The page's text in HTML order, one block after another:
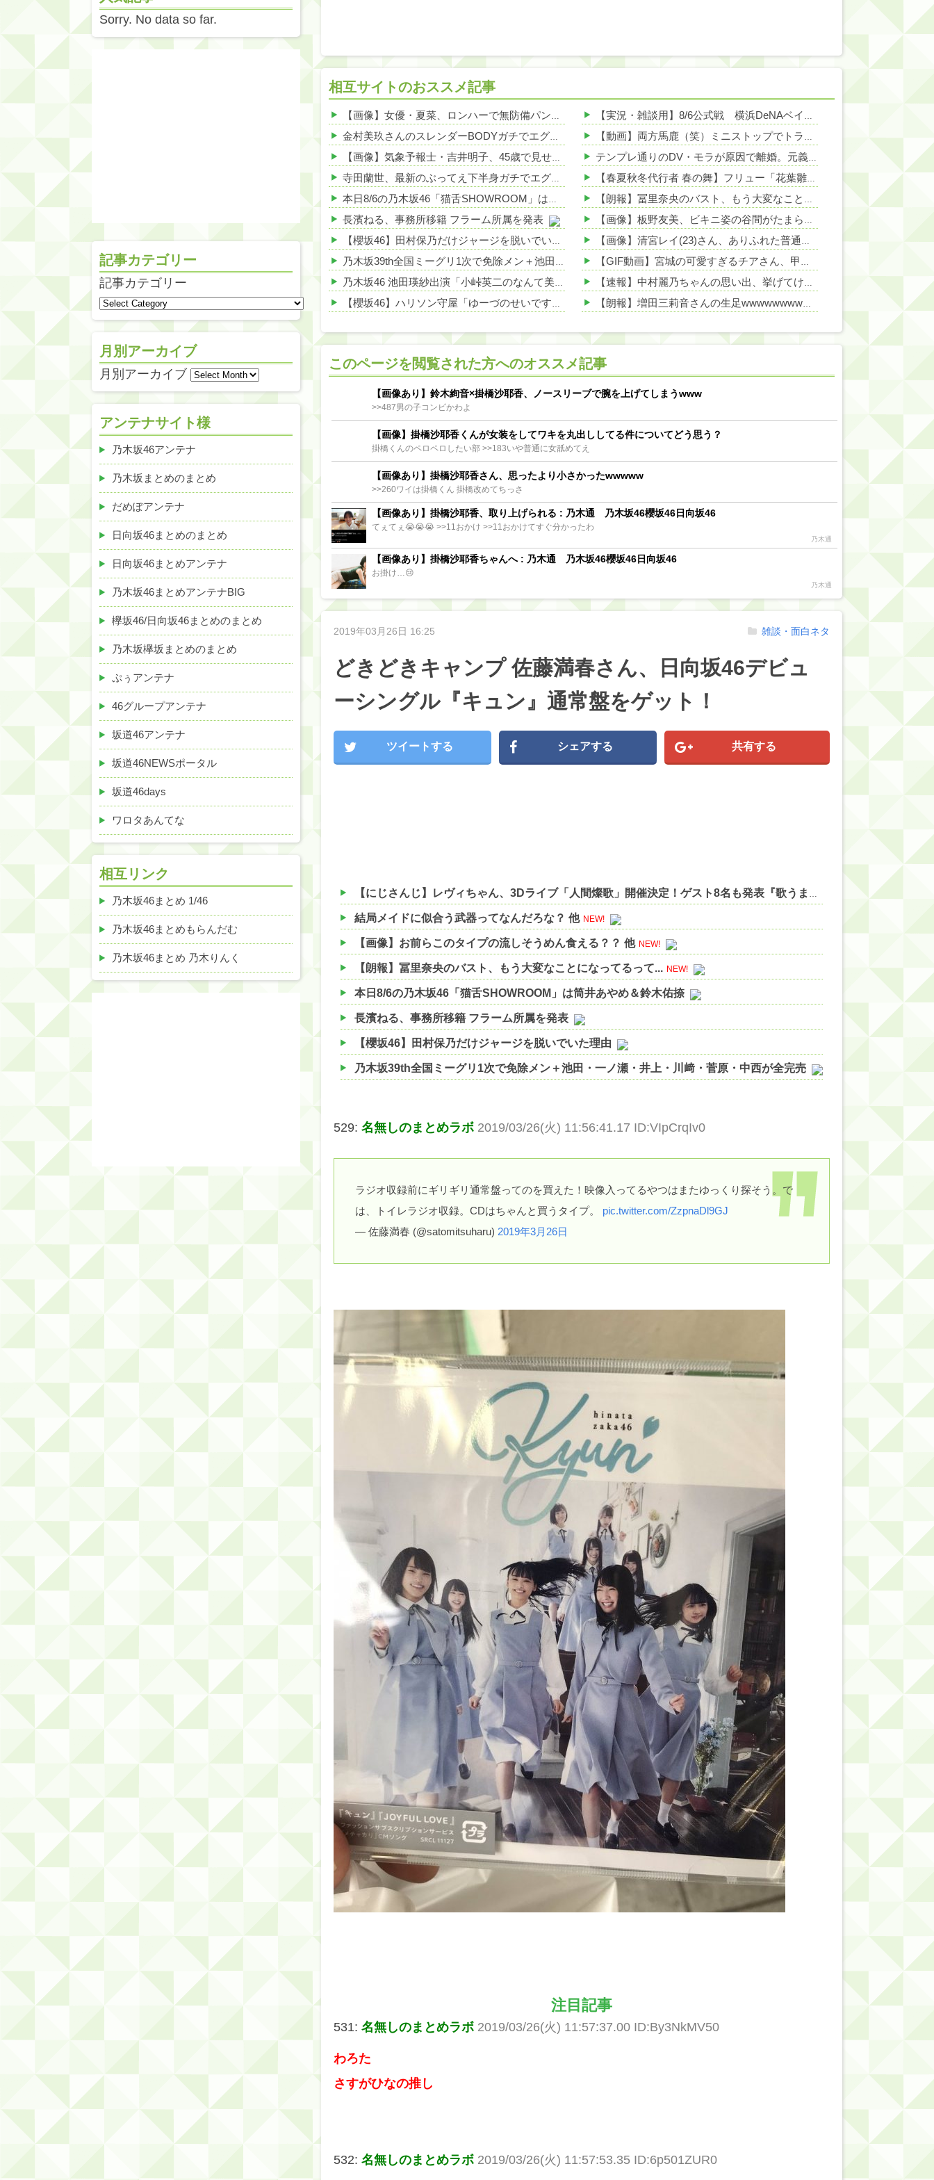
相互サイトのおススメ記事
【画像】女優・夏菜、ロンハーで無防備パンチラ 他 NEW!
金村美玖さんのスレンダーBODYガチでエグいって・・・ガチでエグいって・・・ 他 NEW!
【画像】気象予報士・吉井明子、45歳で見せたビキニ姿がHすぎる 他 NEW!
寺田蘭世、最新のぶってえ下半身ガチでエグいって・・・ 他 NEW!
本日8/6の乃木坂46「猫舌SHOWROOM」は筒井あやめ＆鈴木佑捺
長濱ねる、事務所移籍 フラーム所属を発表
【櫻坂46】田村保乃だけジャージを脱いでいた理由
乃木坂39th全国ミーグリ1次で免除メン＋池田・一ノ瀬・井上・川﨑・菅原・中西が全完売
乃木坂46 池田瑛紗出演「小峠英二のなんて美だ！」テーマ：徳川家康【2025.8.5 24:00〜 TOKYO MX】
【櫻坂46】ハリソン守屋「ゆーづのせいです」【ラヴィット!】
【日向坂46】この月、何かあるのか！？『お願いバッハ！』ミーグリ日程がこちら
Powered by livedoor 相互RSS
【実況・雑談用】8/6公式戦 横浜DeNAベイスターズvs阪神タイガース
【動画】両方馬鹿（笑）ミニストップでトラックと衝突したドラレコが（ノ∇`）
テンプレ通りのDV・モラが原因で離婚。元義実家に「うっかり」旧姓嫁子の名前で、FXや先物の資料請求を送り続けたら…元義実家が電話番号を変更し、借金まみれになっていた話ｗｗｗｗｗ
【春夏秋冬代行者 春の舞】フリュー「花葉雛菊」「姫鷹さくら」プライズフィギュア【彩色原型公開】
【朗報】冨里奈央のバスト、もう大変なことになってるって...
【画像】板野友美、ビキニ姿の谷間がたまらない
【画像】清宮レイ(23)さん、ありふれた普通の美少女になる
【GIF動画】宮城の可愛すぎるチアさん、甲子園で発見される
【速報】中村麗乃ちゃんの思い出、挙げてけwwwwwwwwwww
【朗報】増田三莉音さんの生足wwwwwwwwwwww
乃木坂46『オリコン上半期SG1位獲得!!』←もうこれ今が全盛期だろwwwwww
Powered by livedoor 相互RSS
このページを閲覧された方へのオススメ記事
【画像あり】鈴木絢音×掛橋沙耶香、ノースリーブで腕を上げてしまうwww
>>487男の子コンビかわよ
【画像】掛橋沙耶香くんが女装をしてワキを丸出ししてる件についてどう思う？
掛橋くんのペロペロしたい部 >>183いや普通に女舐めてえ
【画像あり】掛橋沙耶香さん、思ったより小さかったwwwww
>>260ワイは掛橋くん 掛橋改めてちっさ
【画像あり】掛橋沙耶香、取り上げられる : 乃木通 乃木坂46櫻坂46日向坂46
てぇてぇ😭😭😭 >>11おかけ >>11おかけてすぐ分かったわ
乃木通
【画像あり】掛橋沙耶香ちゃんへ : 乃木通 乃木坂46櫻坂46日向坂46
お掛け…😢
乃木通
2019年03月26日 16:25
どきどきキャンプ 佐藤満春さん、日向坂46デビュ
ーシングル『キュン』通常盤をゲット！
雑談・面白ネタ
ツイートする シェアする 共有する
【にじさんじ】レヴィちゃん、3Dライブ「人間燦歌」開催決定！ゲスト8名も発表『歌うまバイキングなゲストや』【8/18(火)21:00】 他
結局メイドに似合う武器ってなんだろな？ 他 NEW!
【画像】お前らこのタイプの流しそうめん食える？？ 他 NEW!
【朗報】冨里奈央のバスト、もう大変なことになってるって... NEW!
本日8/6の乃木坂46「猫舌SHOWROOM」は筒井あやめ＆鈴木佑捺
長濱ねる、事務所移籍 フラーム所属を発表
【櫻坂46】田村保乃だけジャージを脱いでいた理由
乃木坂39th全国ミーグリ1次で免除メン＋池田・一ノ瀬・井上・川﨑・菅原・中西が全完売
【櫻坂46】ミーグリで喧嘩！？山下瞳月、これはマジギレしてる
【朗報】増田三莉音さんの生足wwwwwwwwwwww
【朗報】増田三莉音さんの生足wwwwwwwwwwww
529: 名無しのまとめラボ 2019/03/26(火) 11:56:41.17 ID:VIpCrqIv0
ラジオ収録前にギリギリ通常盤ってのを買えた！映像入ってるやつはまたゆっくり探そう。で
は、トイレラジオ収録。CDはちゃんと買うタイプ。 pic.twitter.com/ZzpnaDl9GJ
— 佐藤満春 (@satomitsuharu) 2019年3月26日
注目記事
531: 名無しのまとめラボ 2019/03/26(火) 11:57:37.00 ID:By3NkMV50
わろた
さすがひなの推し
532: 名無しのまとめラボ 2019/03/26(火) 11:57:53.35 ID:6p501ZUR0
Sorry. No data so far.
記事カテゴリー
記事カテゴリー
月別アーカイブ
月別アーカイブ
アンテナサイト様
乃木坂46アンテナ
乃木坂まとめのまとめ
だめぽアンテナ
日向坂46まとめのまとめ
日向坂46まとめアンテナ
乃木坂46まとめアンテナBIG
欅坂46/日向坂46まとめのまとめ
乃木坂欅坂まとめのまとめ
ぷぅアンテナ
46グループアンテナ
坂道46アンテナ
坂道46NEWSポータル
坂道46days
ワロタあんてな
相互リンク
乃木坂46まとめ 1/46
乃木坂46まとめもらんだむ
乃木坂46まとめ 乃木りんく